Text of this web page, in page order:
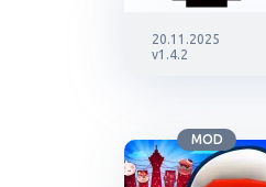
20.11.2025
v1.4.2
MOD